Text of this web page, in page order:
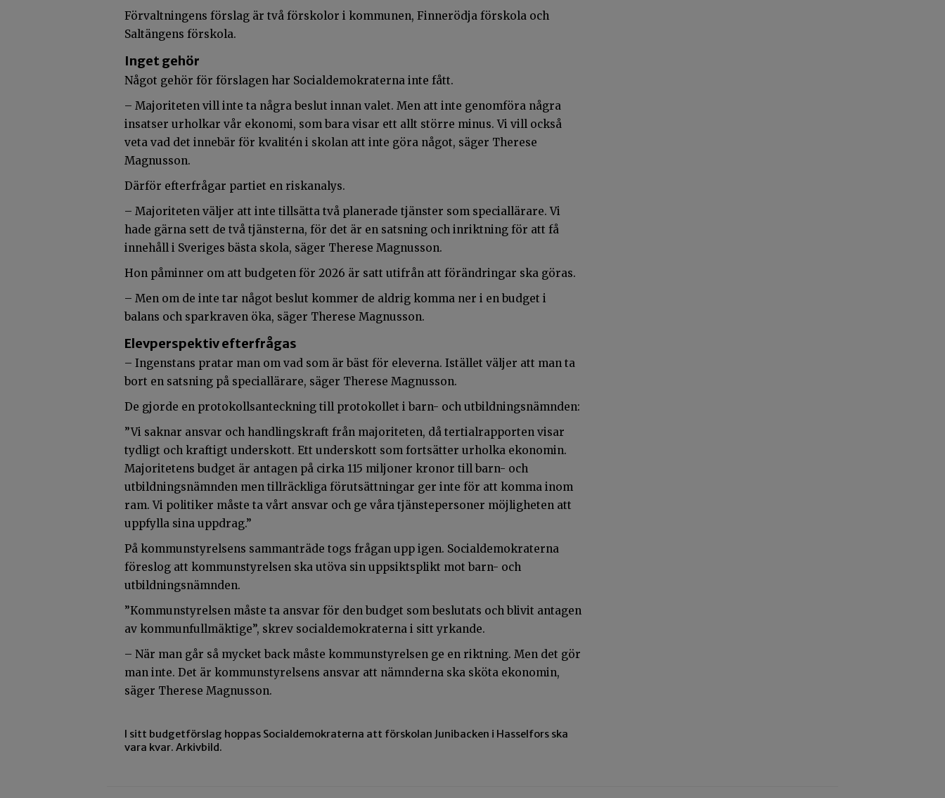
Förvaltningens förslag är två förskolor i kommunen, Finnerödja förskola och
Saltängens förskola.
Inget gehör
Något gehör för förslagen har Socialdemokraterna inte fått.
– Majoriteten vill inte ta några beslut innan valet. Men att inte genomföra några
insatser urholkar vår ekonomi, som bara visar ett allt större minus. Vi vill också
veta vad det innebär för kvalitén i skolan att inte göra något, säger Therese
Magnusson.
Därför efterfrågar partiet en riskanalys.
– Majoriteten väljer att inte tillsätta två planerade tjänster som speciallärare. Vi
hade gärna sett de två tjänsterna, för det är en satsning och inriktning för att få
innehåll i Sveriges bästa skola, säger Therese Magnusson.
Hon påminner om att budgeten för 2026 är satt utifrån att förändringar ska göras.
– Men om de inte tar något beslut kommer de aldrig komma ner i en budget i
balans och sparkraven öka, säger Therese Magnusson.
Elevperspektiv efterfrågas
– Ingenstans pratar man om vad som är bäst för eleverna. Istället väljer att man ta
bort en satsning på speciallärare, säger Therese Magnusson.
De gjorde en protokollsanteckning till protokollet i barn- och utbildningsnämnden:
”Vi saknar ansvar och handlingskraft från majoriteten, då tertialrapporten visar
tydligt och kraftigt underskott. Ett underskott som fortsätter urholka ekonomin.
Majoritetens budget är antagen på cirka 115 miljoner kronor till barn- och
utbildningsnämnden men tillräckliga förutsättningar ger inte för att komma inom
ram. Vi politiker måste ta vårt ansvar och ge våra tjänstepersoner möjligheten att
uppfylla sina uppdrag.”
På kommunstyrelsens sammanträde togs frågan upp igen. Socialdemokraterna
föreslog att kommunstyrelsen ska utöva sin uppsiktsplikt mot barn- och
utbildningsnämnden.
”Kommunstyrelsen måste ta ansvar för den budget som beslutats och blivit antagen
av kommunfullmäktige”, skrev socialdemokraterna i sitt yrkande.
– När man går så mycket back måste kommunstyrelsen ge en riktning. Men det gör
man inte. Det är kommunstyrelsens ansvar att nämnderna ska sköta ekonomin,
säger Therese Magnusson.
I sitt budgetförslag hoppas Socialdemokraterna att förskolan Junibacken i Hasselfors ska
vara kvar. Arkivbild.